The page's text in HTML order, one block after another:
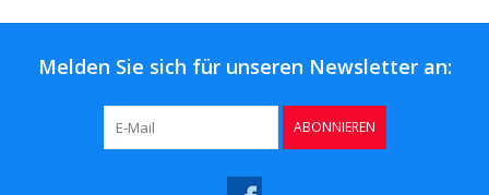
Melden Sie sich für unseren Newsletter an:
ABONNIEREN